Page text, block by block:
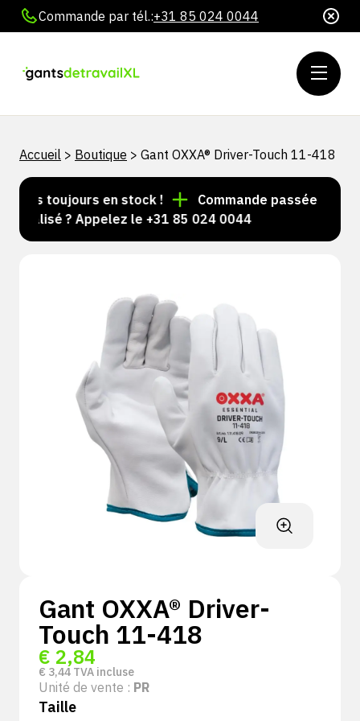
Commande par tél.:+31 85 024 0044
Accueil > Boutique > Gant OXXA® Driver-Touch 11-418
toujours en stock !
Commande passée avant
? Appelez le +31 85 024 0044
Gant OXXA® Driver-
Touch 11-418
€ 2,84
€ 3,44 TVA incluse
Unité de vente : PR
Taille